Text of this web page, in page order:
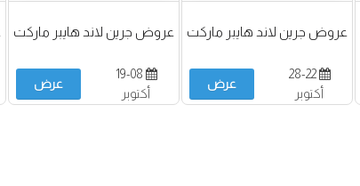
عروض جرين لاند هايبر ماركت
28-22
أكتوبر
عرض
عروض جرين لاند هايبر ماركت
19-08
أكتوبر
عرض